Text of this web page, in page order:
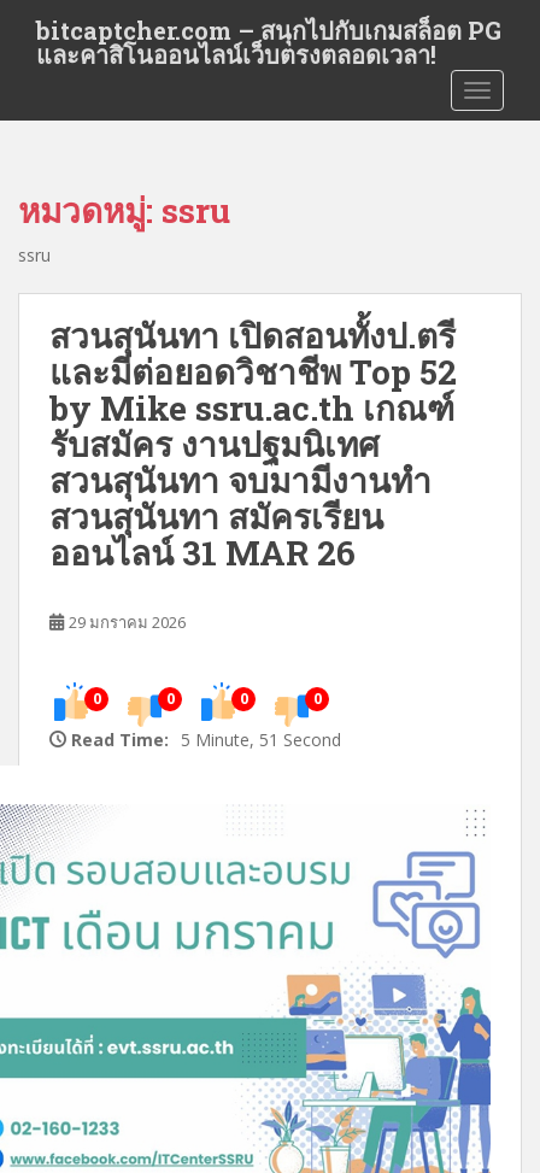
t
bitcaptcher.com – สนุกไปกับเกมสล็อต PG
และคาสิโนออนไลน์เว็บตรงตลอดเวลา!
หมวดหมู่: ssru
ssru
สวนสุนันทา เปิดสอนทั้งป.ตรี
และมีต่อยอดวิชาชีพ Top 52
by Mike ssru.ac.th เกณฑ์
รับสมัคร งานปฐมนิเทศ
สวนสุนันทา จบมามีงานทำ
สวนสุนันทา สมัครเรียน
ออนไลน์ 31 MAR 26
29 มกราคม 2026
0 0 0 0
Read Time: 5 Minute, 51 Second